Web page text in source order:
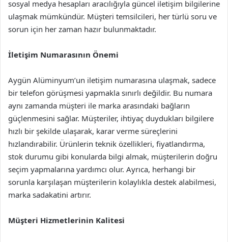
sosyal medya hesapları aracılığıyla güncel iletişim bilgilerine
ulaşmak mümkündür. Müşteri temsilcileri, her türlü soru ve
sorun için her zaman hazır bulunmaktadır.
İletişim Numarasının Önemi
Aygün Alüminyum’un iletişim numarasına ulaşmak, sadece
bir telefon görüşmesi yapmakla sınırlı değildir. Bu numara
aynı zamanda müşteri ile marka arasındaki bağların
güçlenmesini sağlar. Müşteriler, ihtiyaç duydukları bilgilere
hızlı bir şekilde ulaşarak, karar verme süreçlerini
hızlandırabilir. Ürünlerin teknik özellikleri, fiyatlandırma,
stok durumu gibi konularda bilgi almak, müşterilerin doğru
seçim yapmalarına yardımcı olur. Ayrıca, herhangi bir
sorunla karşılaşan müşterilerin kolaylıkla destek alabilmesi,
marka sadakatini artırır.
Müşteri Hizmetlerinin Kalitesi